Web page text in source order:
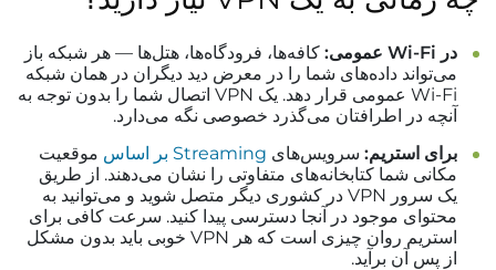
در Wi-Fi عمومی:
کافه‌ها، فرودگاه‌ها، هتل‌ها — هر شبکه باز
می‌تواند داده‌های شما را در معرض دید دیگران در همان شبکه
Wi-Fi عمومی قرار دهد. یک VPN اتصال شما را بدون توجه به
آنچه در اطرافتان می‌گذرد خصوصی نگه می‌دارد.
برای استریم: سرویس‌های Streaming بر اساس
موقعیت
مکانی شما کتابخانه‌های متفاوتی را نشان می‌دهند. از طریق
یک سرور VPN در کشوری دیگر متصل شوید و می‌توانید به
محتوای موجود در آنجا دسترسی پیدا کنید. سرعت کافی برای
استریم روان چیزی است که هر VPN خوبی باید بدون مشکل
از پس آن برآید.